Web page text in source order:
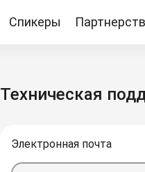
Спикеры
Техническая
Электронная почта